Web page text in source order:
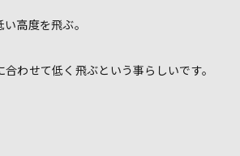
高度を飛ぶ。
わせて低く飛ぶという事らしいです。